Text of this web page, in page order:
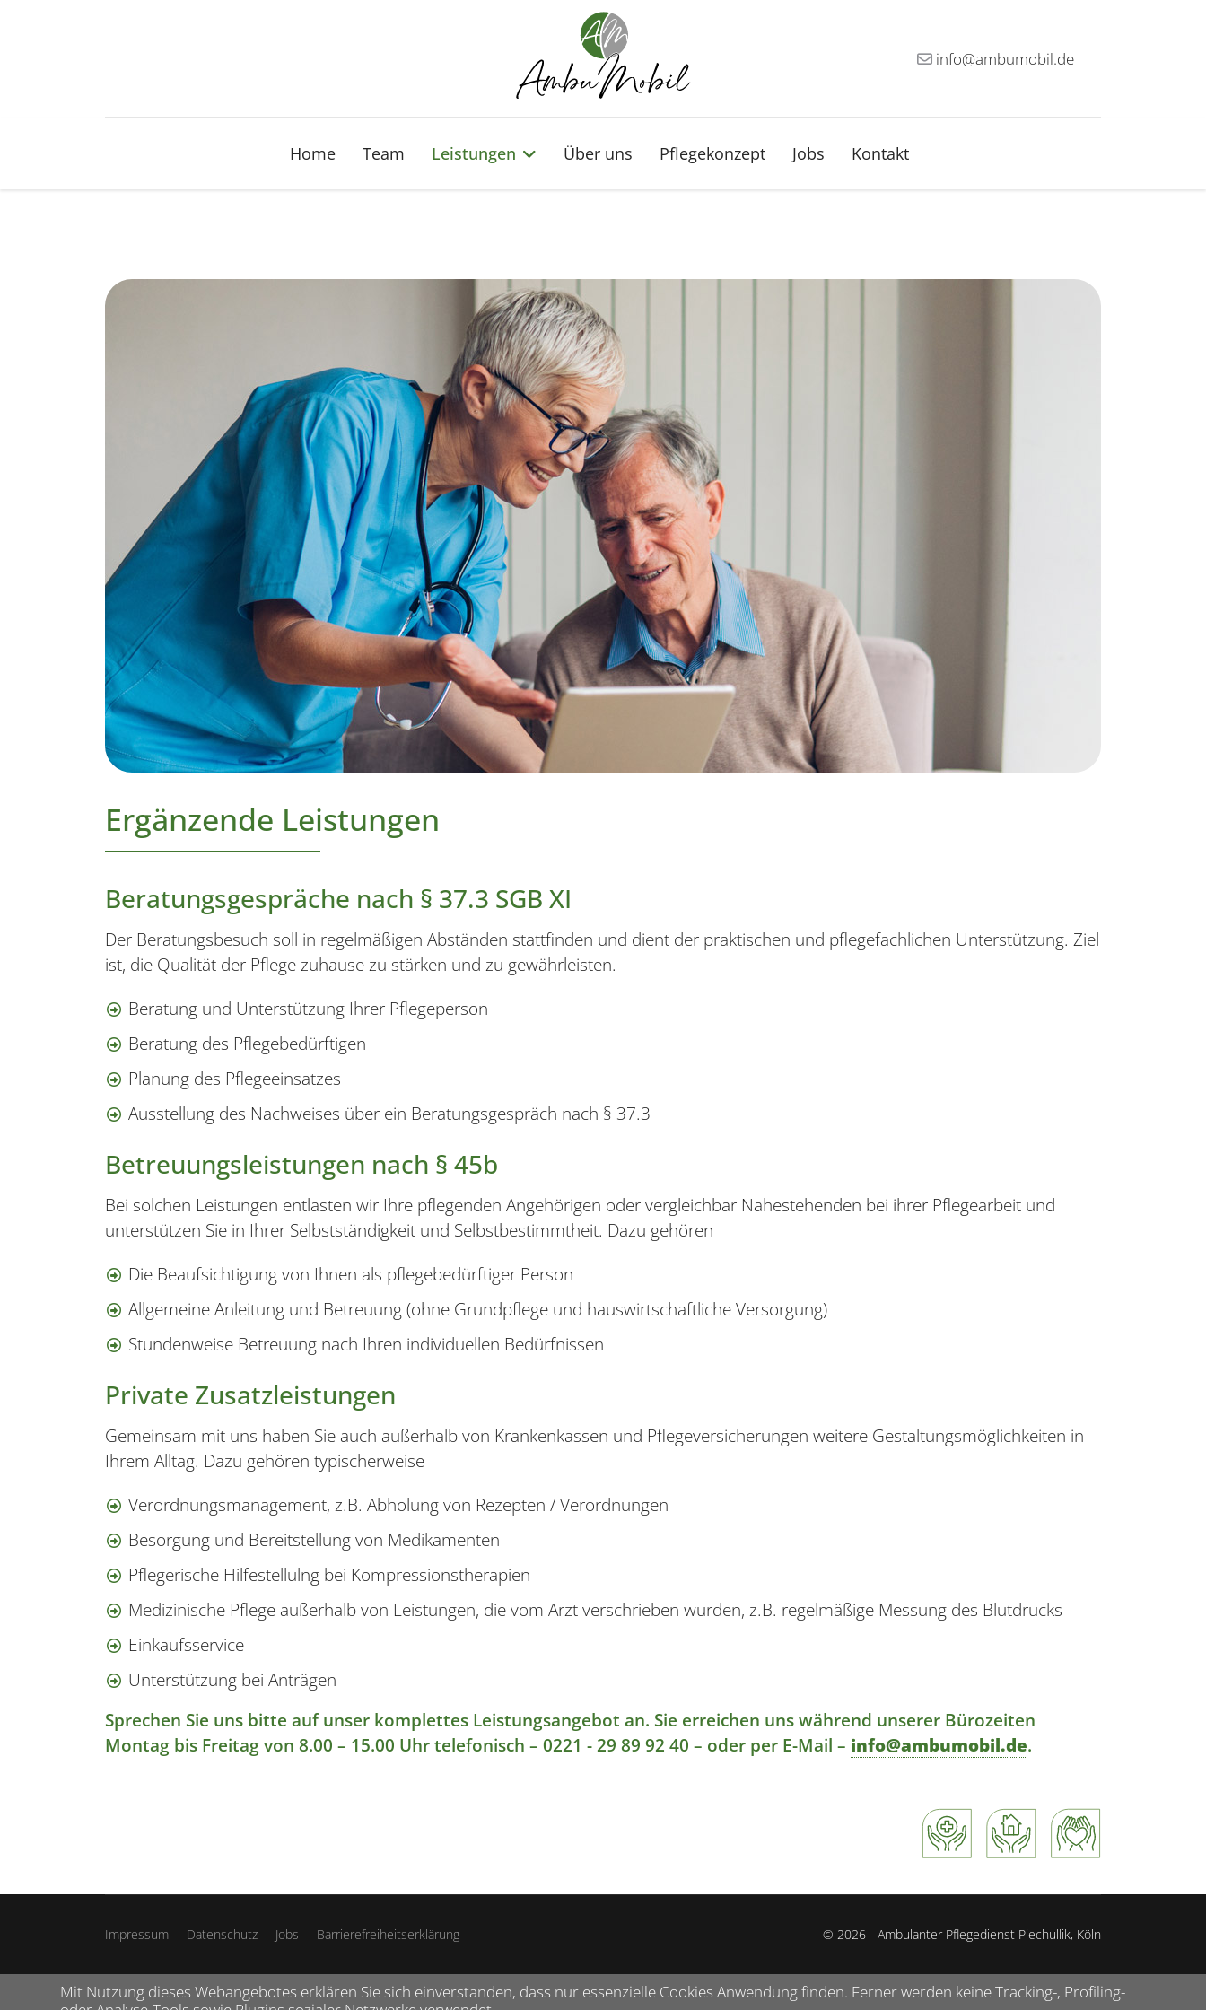
info@ambumobil.de
Home Team Leistungen Über uns Pflegekonzept Jobs Kontakt
Ergänzende Leistungen
Beratungsgespräche nach § 37.3 SGB XI
Der Beratungsbesuch soll in regelmäßigen Abständen stattfinden und dient der praktischen und pflegefachlichen Unterstützung. Ziel
ist, die Qualität der Pflege zuhause zu stärken und zu gewährleisten.
Beratung und Unterstützung Ihrer Pflegeperson
Beratung des Pflegebedürftigen
Planung des Pflegeeinsatzes
Ausstellung des Nachweises über ein Beratungsgespräch nach § 37.3
Betreuungsleistungen nach § 45b
Bei solchen Leistungen entlasten wir Ihre pflegenden Angehörigen oder vergleichbar Nahestehenden bei ihrer Pflegearbeit und
unterstützen Sie in Ihrer Selbstständigkeit und Selbstbestimmtheit. Dazu gehören
Die Beaufsichtigung von Ihnen als pflegebedürftiger Person
Allgemeine Anleitung und Betreuung (ohne Grundpflege und hauswirtschaftliche Versorgung)
Stundenweise Betreuung nach Ihren individuellen Bedürfnissen
Private Zusatzleistungen
Gemeinsam mit uns haben Sie auch außerhalb von Krankenkassen und Pflegeversicherungen weitere Gestaltungsmöglichkeiten in
Ihrem Alltag. Dazu gehören typischerweise
Verordnungsmanagement, z.B. Abholung von Rezepten / Verordnungen
Besorgung und Bereitstellung von Medikamenten
Pflegerische Hilfestellulng bei Kompressionstherapien
Medizinische Pflege außerhalb von Leistungen, die vom Arzt verschrieben wurden, z.B. regelmäßige Messung des Blutdrucks
Einkaufsservice
Unterstützung bei Anträgen
Sprechen Sie uns bitte auf unser komplettes Leistungsangebot an. Sie erreichen uns während unserer Bürozeiten
Montag bis Freitag von 8.00 – 15.00 Uhr telefonisch – 0221 - 29 89 92 40 – oder per E-Mail – info@ambumobil.de.
Impressum Datenschutz Jobs Barrierefreiheitserklärung © 2026 - Ambulanter Pflegedienst Piechullik, Köln
Mit Nutzung dieses Webangebotes erklären Sie sich einverstanden, dass nur essenzielle Cookies Anwendung finden. Ferner werden keine Tracking-, Profiling-